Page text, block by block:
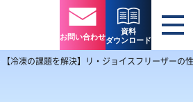
お問い合わせ
資料
ダウンロード
【冷凍の課題を解決】リ・ジョイスフリーザーの